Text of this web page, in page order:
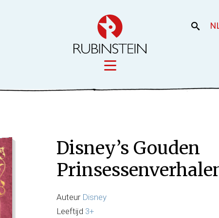
Onze merken
Uw merk
Onze
Disney’s Gouden
Auteur Disney
Leeftijd 3+